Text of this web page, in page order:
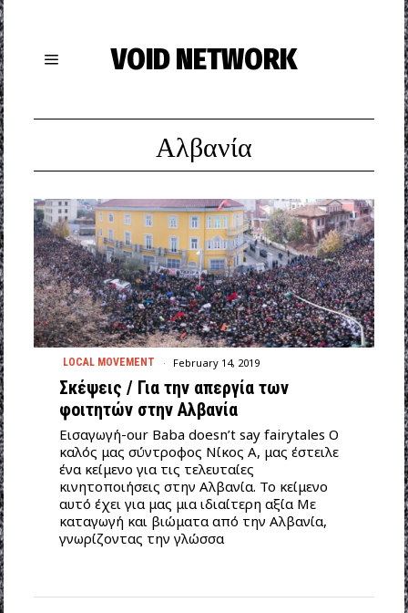
VOID NETWORK
Αλβανία
LOCAL MOVEMENT February 14, 2019
Σκέψεις / Για την απεργία των
φοιτητών στην Αλβανία
Εισαγωγή-our Baba doesn’t say fairytales Ο
καλός μας σύντροφος Νίκος Α, μας έστειλε
ένα κείμενο για τις τελευταίες
κινητοποιήσεις στην Αλβανία. Το κείμενο
αυτό έχει για μας μια ιδιαίτερη αξία Με
καταγωγή και βιώματα από την Αλβανία,
γνωρίζοντας την γλώσσα